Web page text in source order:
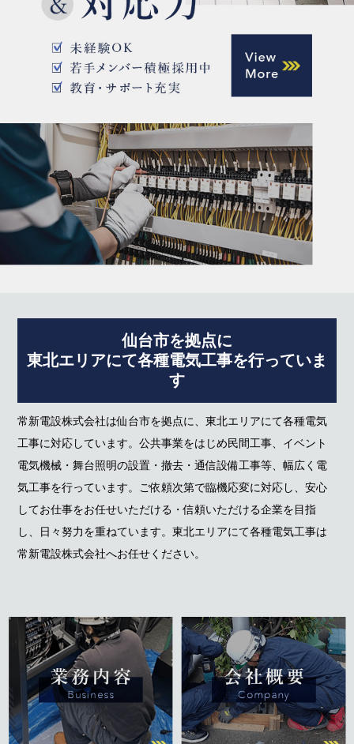
仙台市を拠点に
東北エリアにて各種電気工事を行っていま
す
常新電設株式会社は仙台市を拠点に、東北エリアにて各種電気
工事に対応しています。公共事業をはじめ民間工事、イベント
電気機械・舞台照明の設置・撤去・通信設備工事等、幅広く電
気工事を行っています。ご依頼次第で臨機応変に対応し、安心
してお仕事をお任せいただける・信頼いただける企業を目指
し、日々努力を重ねています。東北エリアにて各種電気工事は
常新電設株式会社へお任せください。